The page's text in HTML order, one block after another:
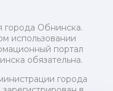
города Обнинска.
использовании
портал
обязательна.
города